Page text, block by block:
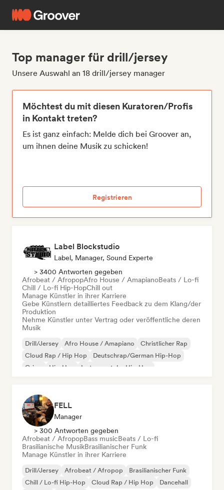
Top manager für drill/jersey
Unsere Auswahl an 18 drill/jersey manager
Möchtest du mit diesen Kuratoren/Profis
in Kontakt treten?
Es ist ganz einfach: Melde dich bei Groover an,
um ihnen deine Musik zu schicken!
Registrieren
Label Blockstudio
Label, Manager, Sound Experte
> 3400 Antworten gegeben
Afrobeat / AfropopAfro House / AmapianoBeats / Lo-fi
Chill / Lo-fi Hip-HopChill out
Manage Künstler in ihrer Karriere
Gebe Künstlern detailliertes Feedback zu dem Klang/der
Produktion
Nehme Künstler unter Vertrag oder veröffentliche deren
Musik
Drill/Jersey Afro House / Amapiano
Christlicher Rap
Cloud Rap / Hip Hop
Deutschrap/German Hip-Hop
Grime
Hip-Hop Instrumentaler Hip-Hop
FELL
Manager
> 300 Antworten gegeben
Afrobeat / AfropopBass musicBeats / Lo-fi
Brasilianische MusikBrasilianischer Funk
Manage Künstler in ihrer Karriere
Drill/Jersey Afrobeat / Afropop
Brasilianischer Funk
Chill / Lo-fi Hip-Hop
Cloud Rap / Hip Hop
Dancehall